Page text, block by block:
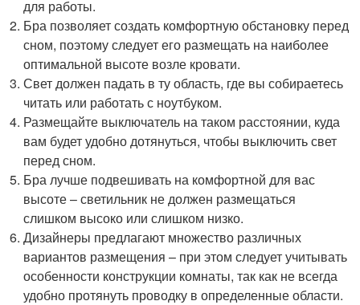
для работы.
Бра позволяет создать комфортную обстановку перед
сном, поэтому следует его размещать на наиболее
оптимальной высоте возле кровати.
Свет должен падать в ту область, где вы собираетесь
читать или работать с ноутбуком.
Размещайте выключатель на таком расстоянии, куда
вам будет удобно дотянуться, чтобы выключить свет
перед сном.
Бра лучше подвешивать на комфортной для вас
высоте – светильник не должен размещаться
слишком высоко или слишком низко.
Дизайнеры предлагают множество различных
вариантов размещения – при этом следует учитывать
особенности конструкции комнаты, так как не всегда
удобно протянуть проводку в определенные области.